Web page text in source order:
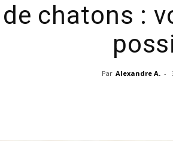
de chatons :
Par Alexandre A. -